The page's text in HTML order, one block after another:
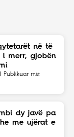
në të
i merr, gjobën
Publikuar më:
dy javë pa
me ujërat e